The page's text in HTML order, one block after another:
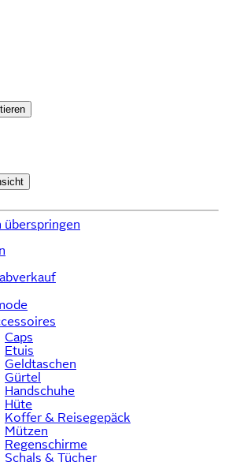
überspringen
Caps
Etuis
Geldtaschen
Gürtel
Handschuhe
Hüte
Koffer & Reisegepäck
Mützen
Regenschirme
Schals & Tücher